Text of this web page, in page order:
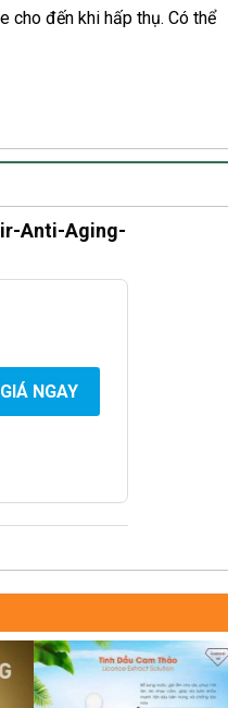
cho đến khi hấp thụ. Có thể
Anti-Aging-
NGAY